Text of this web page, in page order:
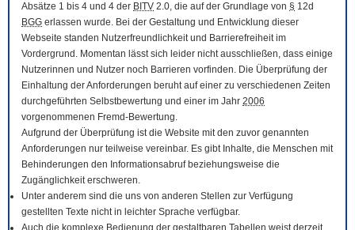
Absätze 1 bis 4 und 4 der BITV 2.0, die auf der Grundlage von § 12d
BGG erlassen wurde. Bei der Gestaltung und Entwicklung dieser
Webseite standen Nutzerfreundlichkeit und Barrierefreiheit im
Vordergrund. Momentan lässt sich leider nicht ausschließen, dass einige
Nutzerinnen und Nutzer noch Barrieren vorfinden. Die Überprüfung der
Einhaltung der Anforderungen beruht auf einer zu verschiedenen Zeiten
durchgeführten Selbstbewertung und einer im Jahr 2006
vorgenommenen Fremd-Bewertung.
Aufgrund der Überprüfung ist die Website mit den zuvor genannten
Anforderungen nur teilweise vereinbar. Es gibt Inhalte, die Menschen mit
Behinderungen den Informationsabruf beziehungsweise die
Zugänglichkeit erschweren.
Unter anderem sind die uns von anderen Stellen zur Verfügung
gestellten Texte nicht in leichter Sprache verfügbar.